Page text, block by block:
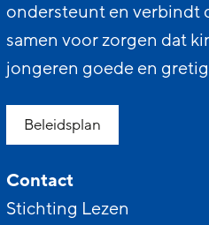
ondersteunt en verbindt
samen voor zorgen dat
jongeren goede en
Beleidsplan
Contact
Stichting Lezen